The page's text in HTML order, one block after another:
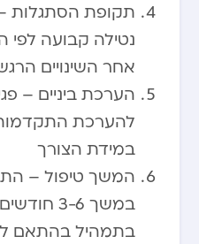
תקופת הסתגלות
נטילה קבועה לפי
אחר השינויים
הערכת ביניים –
להערכת
במידת הצורך
המשך טיפול –
במשך 3-6
בתמהיל בהתאם